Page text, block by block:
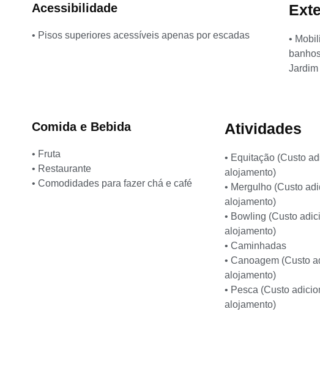
Acessibilidade
• Pisos superiores acessíveis apenas por escadas
•
Jardim
Comida e Bebida
• Fruta
• Restaurante
• Comodidades para fazer chá e café
Atividades
• Equitação (Custo
alojamento)
• Mergulho (Custo
alojamento)
• Bowling (Custo
alojamento)
• Caminhadas
• Canoagem (Custo
alojamento)
• Pesca (Custo
alojamento)